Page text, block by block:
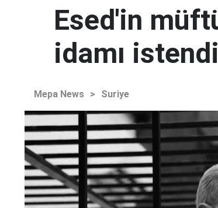
Esed'in
idamı istendi
Mepa News > Suriye